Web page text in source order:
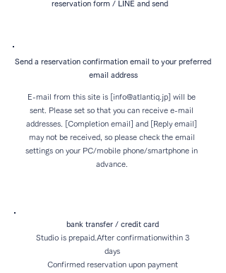
reservation form / LINE and send
Send a reservation confirmation email to your preferred
email address
E-mail from this site is [info@atlantiq.jp] will be
sent. Please set so that you can receive e-mail
addresses. [Completion email] and [Reply email]
may not be received, so please check the email
settings on your PC/mobile phone/smartphone in
advance.
bank transfer / credit card
Studio is prepaid. After confirmationwithin 3
days
​Confirmed reservation upon payment